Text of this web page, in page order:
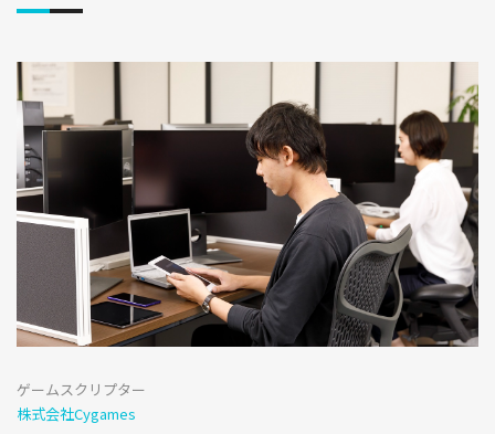
ゲームスクリプター
株式会社Cygames